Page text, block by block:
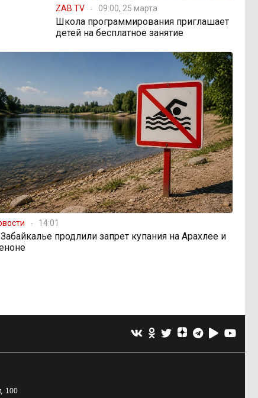
ZAB.TV 09:00, 25 марта
Школа программирования приглашает
детей на бесплатное занятие
14:01
продлили запрет купания на Арахлее и
100